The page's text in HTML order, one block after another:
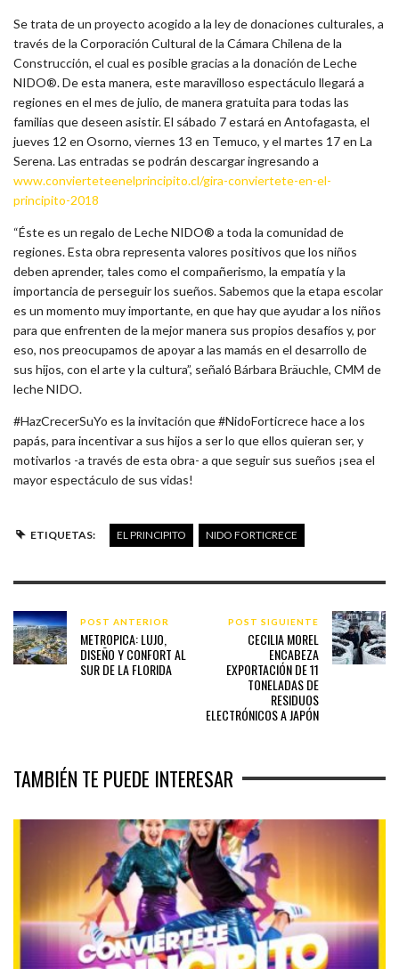
Se trata de un proyecto acogido a la ley de donaciones culturales, a
través de la Corporación Cultural de la Cámara Chilena de la
Construcción, el cual es posible gracias a la donación de Leche
NIDO®. De esta manera, este maravilloso espectáculo llegará a
regiones en el mes de julio, de manera gratuita para todas las
familias que deseen asistir. El sábado 7 estará en Antofagasta, el
jueves 12 en Osorno, viernes 13 en Temuco, y el martes 17 en La
Serena. Las entradas se podrán descargar ingresando a
www.convierteteenelprincipito.cl/gira-conviertete-en-el-
principito-2018
“Éste es un regalo de Leche NIDO® a toda la comunidad de
regiones. Esta obra representa valores positivos que los niños
deben aprender, tales como el compañerismo, la empatía y la
importancia de perseguir los sueños. Sabemos que la etapa escolar
es un momento muy importante, en que hay que ayudar a los niños
para que enfrenten de la mejor manera sus propios desafíos y, por
eso, nos preocupamos de apoyar a las mamás en el desarrollo de
sus hijos, con el arte y la cultura”, señaló Bárbara Bräuchle, CMM de
leche NIDO.
#HazCrecerSuYo es la invitación que #NidoForticrece hace a los
papás, para incentivar a sus hijos a ser lo que ellos quieran ser, y
motivarlos -a través de esta obra- a que seguir sus sueños ¡sea el
mayor espectáculo de sus vidas!
ETIQUETAS: EL PRINCIPITO NIDO FORTICRECE
POST ANTERIOR
METROPICA: LUJO,
DISEÑO Y CONFORT AL
SUR DE LA FLORIDA
POST SIGUIENTE
CECILIA MOREL
ENCABEZA
EXPORTACIÓN DE 11
TONELADAS DE
RESIDUOS
ELECTRÓNICOS A JAPÓN
TAMBIÉN TE PUEDE INTERESAR